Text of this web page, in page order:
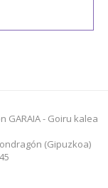
GARAIA - Goiru kalea
(Gipuzkoa)